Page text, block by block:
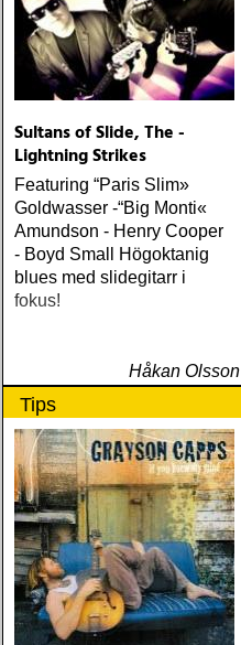
Sultans of Slide, The -
Lightning Strikes
Featuring “Paris Slim»
Goldwasser -“Big Monti«
Amundson - Henry Cooper
- Boyd Small Högoktanig
blues med slidegitarr i
fokus!
Håkan Olsson
Tips